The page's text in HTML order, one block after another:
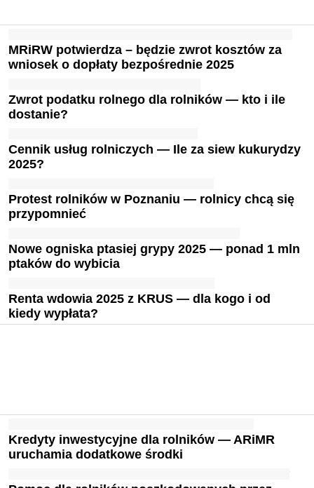
MRiRW potwierdza – będzie zwrot kosztów za
wniosek o dopłaty bezpośrednie 2025
Zwrot podatku rolnego dla rolników — kto i ile
dostanie?
Cennik usług rolniczych — Ile za siew kukurydzy
2025?
Protest rolników w Poznaniu — rolnicy chcą się
przypomnieć
Nowe ogniska ptasiej grypy 2025 — ponad 1 mln
ptaków do wybicia
Renta wdowia 2025 z KRUS — dla kogo i od
kiedy wypłata?
Kredyty inwestycyjne dla rolników — ARiMR
uruchamia dodatkowe środki